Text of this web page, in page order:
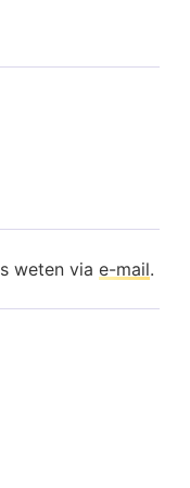
weten via e-mail.